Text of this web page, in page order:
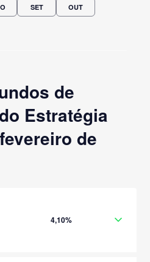
SET OUT
de
Estratégia
de
4,10%